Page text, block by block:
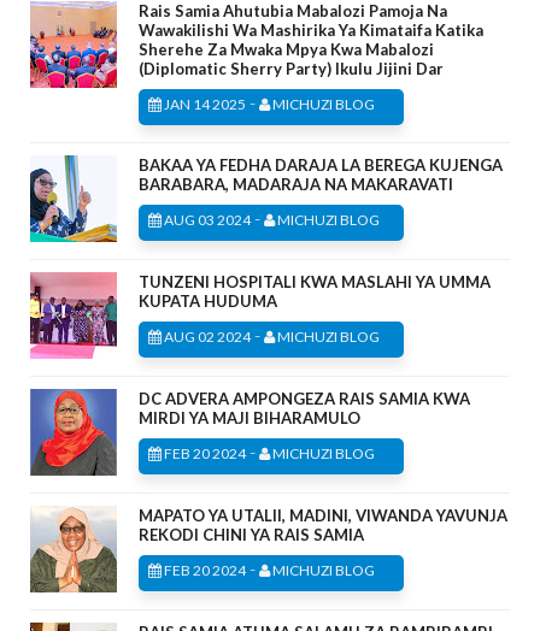
Rais Samia Ahutubia Mabalozi Pamoja Na
Wawakilishi Wa Mashirika Ya Kimataifa Katika
Sherehe Za Mwaka Mpya Kwa Mabalozi
(Diplomatic Sherry Party) Ikulu Jijini Dar
JAN 14 2025 - MICHUZI BLOG
BAKAA YA FEDHA DARAJA LA BEREGA KUJENGA
BARABARA, MADARAJA NA MAKARAVATI
AUG 03 2024- MICHUZI BLOG
TUNZENI HOSPITALI KWA MASLAHI YA UMMA
KUPATA HUDUMA
AUG 02 2024- MICHUZI BLOG
DC ADVERA AMPONGEZA RAIS SAMIA KWA
MIRDI YA MAJI BIHARAMULO
FEB 20 2024- MICHUZI BLOG
MAPATO YA UTALII, MADINI, VIWANDA YAVUNJA
REKODI CHINI YA RAIS SAMIA
FEB 20 2024- MICHUZI BLOG